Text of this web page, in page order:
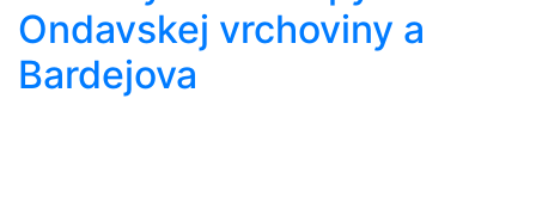
Ondavskej vrchoviny a
Bardejova